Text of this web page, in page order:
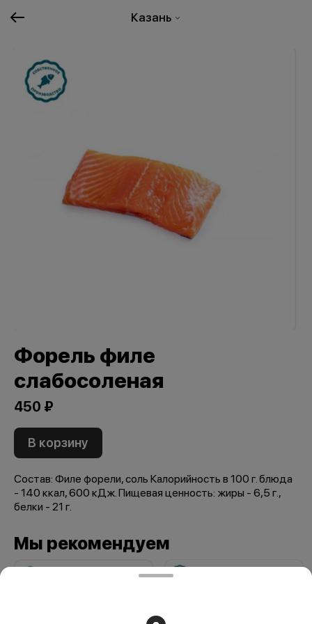
Казань
Форель филе
слабосоленая
450 ₽
В корзину
Состав: Филе форели, соль Калорийность в 100 г. блюда
- 140 ккал, 600 кДж. Пищевая ценность: жиры - 6,5 г.,
белки - 21 г.
Мы рекомендуем